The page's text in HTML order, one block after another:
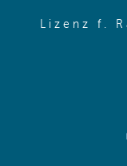
Lizenz f.